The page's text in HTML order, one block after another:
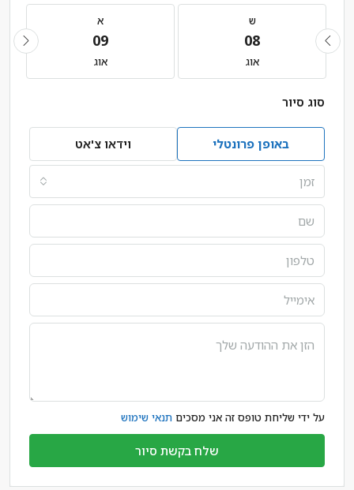
ש
08
אוג
א
09
אוג
סוג סיור
באופן פרונטלי וידאו צ'אט
זמן
על ידי שליחת טופס זה אני מסכים תנאי שימוש
שלח בקשת סיור